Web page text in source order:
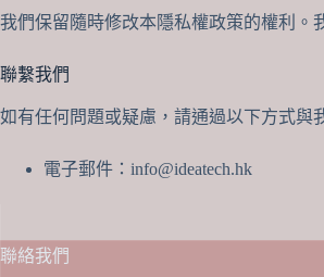
我們保留隨時修改本隱私權政策的權利。
聯繫我們
如有任何問題或疑慮，請通過以下方式與
電子郵件：info@ideatech.hk
聯絡我們